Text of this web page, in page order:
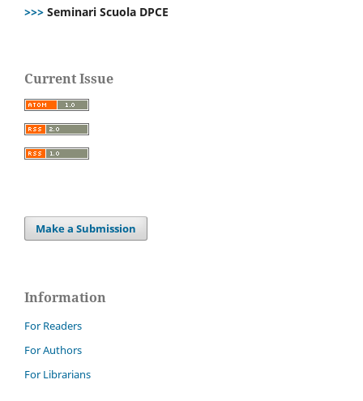
>>> Seminari Scuola DPCE
Current Issue
Make a Submission
Information
For Readers
For Authors
For Librarians